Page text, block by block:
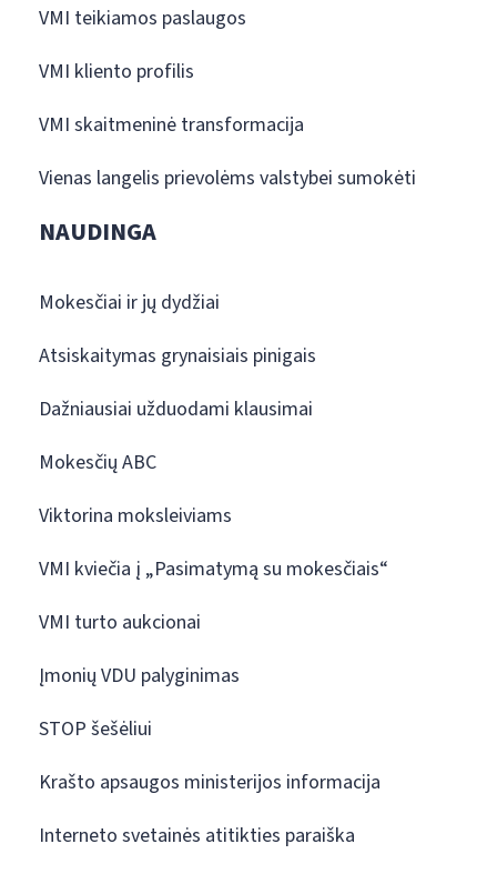
VMI teikiamos paslaugos
VMI kliento profilis
VMI skaitmeninė transformacija
Vienas langelis prievolėms valstybei sumokėti
NAUDINGA
Mokesčiai ir jų dydžiai
Atsiskaitymas grynaisiais pinigais
Dažniausiai užduodami klausimai
Mokesčių ABC
Viktorina moksleiviams
VMI kviečia į „Pasimatymą su mokesčiais“
VMI turto aukcionai
Įmonių VDU palyginimas
STOP šešėliui
Krašto apsaugos ministerijos informacija
Interneto svetainės atitikties paraiška